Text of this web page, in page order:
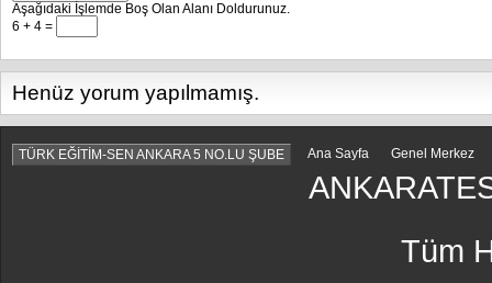
Aşağıdaki İşlemde Boş Olan Alanı Doldurunuz.
6 + 4 =
Henüz yorum yapılmamış.
TÜRK EĞİTİM-SEN ANKARA 5 NO.LU ŞUBE Ana Sayfa Genel Merkez
Tüm